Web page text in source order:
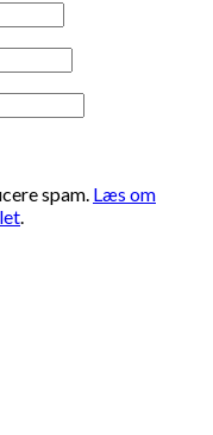
spam. Læs om
.